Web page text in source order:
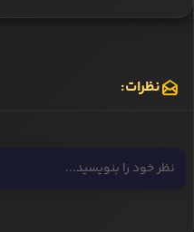
نظرات: